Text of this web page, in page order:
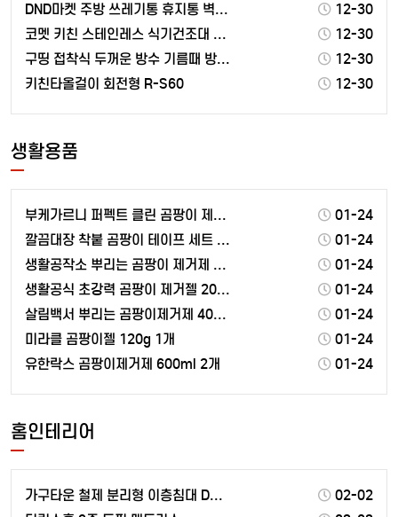
DND마켓 주방 쓰레기통 휴지통 벽걸이형 고급형 비닐봉…
12-30
코멧 키친 스테인레스 식기건조대 2단
12-30
구띵 접착식 두꺼운 방수 기름때 방지 주방 알루미늄 시…
12-30
키친타올걸이 회전형 R-S60
12-30
생활용품
부케가르니 퍼펙트 클린 곰팡이 제거제 500ml 2개
01-24
깔끔대장 착붙 곰팡이 테이프 세트 200ml 1세트
01-24
생활공작소 뿌리는 곰팡이 제거제 750ml 1개
01-24
생활공식 초강력 곰팡이 제거젤 200ml 2개
01-24
살림백서 뿌리는 곰팡이제거제 400ml 2개
01-24
미라클 곰팡이젤 120g 1개
01-24
유한락스 곰팡이제거제 600ml 2개
01-24
홈인테리어
가구타운 철제 분리형 이층침대 DW201 싱글 슈퍼싱글
02-02